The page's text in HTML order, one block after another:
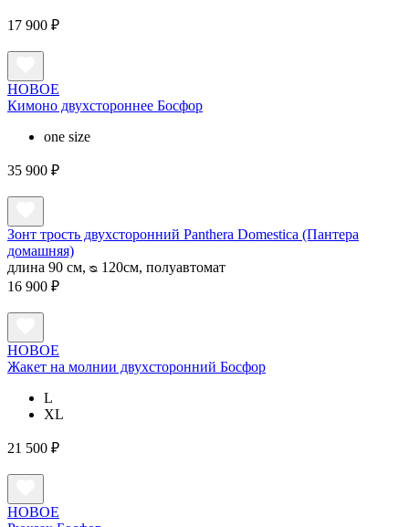
17 900 ₽
НОВОЕ
Кимоно двухстороннее Босфор
one size
35 900 ₽
Зонт трость двухсторонний Panthera Domestica (Пантера
домашняя)
длина 90 см, ᴓ 120см, полуавтомат
16 900 ₽
НОВОЕ
Жакет на молнии двухсторонний Босфор
L
XL
21 500 ₽
НОВОЕ